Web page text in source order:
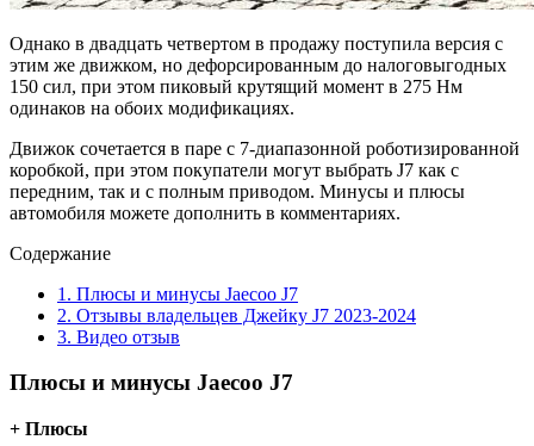
Однако в двадцать четвертом в продажу поступила версия с
этим же движком, но дефорсированным до налоговыгодных
150 сил, при этом пиковый крутящий момент в 275 Нм
одинаков на обоих модификациях.
Движок сочетается в паре с 7-диапазонной роботизированной
коробкой, при этом покупатели могут выбрать J7 как с
передним, так и с полным приводом. Минусы и плюсы
автомобиля можете дополнить в комментариях.
Содержание
1. Плюсы и минусы Jaecoo J7
2. Отзывы владельцев Джейку J7 2023-2024
3. Видео отзыв
Плюсы и минусы Jaecoo J7
+ Плюсы